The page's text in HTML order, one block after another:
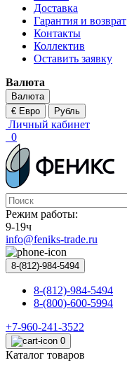
Доставка
Гарантия и возврат
Контакты
Коллектив
Оставить заявку
Валюта
Валюта
€ Евро
Рубль
Личный кабинет
0
Режим работы:
9-19ч
info@feniks-trade.ru
8-(812)-984-5494
8-(812)-984-5494
8-(800)-600-5994
+7-960-241-3522
0
Каталог товаров